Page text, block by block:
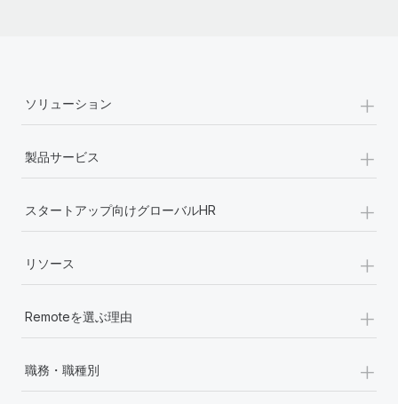
ソリューション +
製品サービス +
スタートアップ向けグローバルHR +
リソース +
Remoteを選ぶ理由 +
職務・職種別 +